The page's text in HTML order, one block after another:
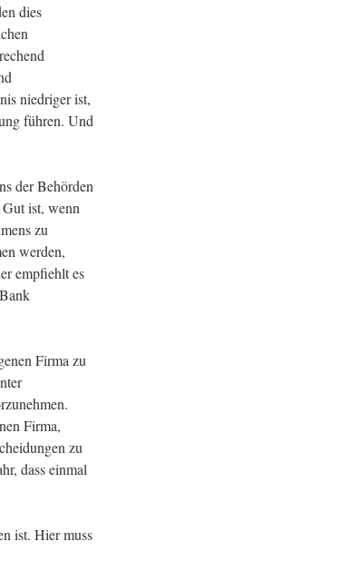
dies
niedriger ist,
führen. Und
der Behörden
ist, wenn
zu
werden,
empfiehlt es
Firma zu
Firma,
zu
dass einmal
ist. Hier muss